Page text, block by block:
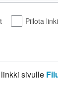
Piilota
sivulle